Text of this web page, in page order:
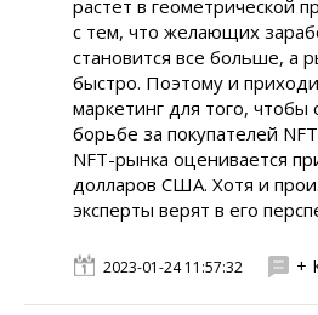
растет в геометрической
с тем, что желающих
становится все больше, а
быстро. Поэтому и
маркетинг для того, чтобы
борьбе за покупателей
NFT-рынка оценивается
долларов США. Хотя и
эксперты верят в его
2023-01-24 11:57:32 +